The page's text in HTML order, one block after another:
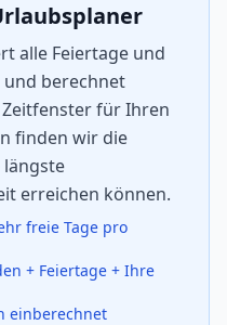
alle Feiertage und
berechnet
für Ihren
finden wir die
längste
erreichen können.
freie Tage pro
+ Feiertage + Ihre
einberechnet